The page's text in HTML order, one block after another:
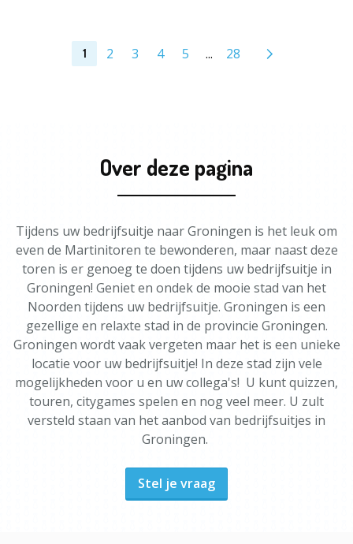
1 2 3 4 5 ... 28
Over deze pagina
Tijdens uw bedrijfsuitje naar Groningen is het leuk om
even de Martinitoren te bewonderen, maar naast deze
toren is er genoeg te doen tijdens uw bedrijfsuitje in
Groningen! Geniet en ondek de mooie stad van het
Noorden tijdens uw bedrijfsuitje. Groningen is een
gezellige en relaxte stad in de provincie Groningen.
Groningen wordt vaak vergeten maar het is een unieke
locatie voor uw bedrijfsuitje! In deze stad zijn vele
mogelijkheden voor u en uw collega's! U kunt quizzen,
touren, citygames spelen en nog veel meer. U zult
versteld staan van het aanbod van bedrijfsuitjes in
Groningen.
Stel je vraag